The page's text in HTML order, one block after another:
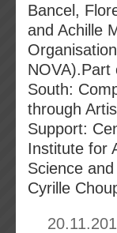
Bancel,
and Achille
NOVA).Part
South:
through
Support:
Institute for
Science
Cyrille